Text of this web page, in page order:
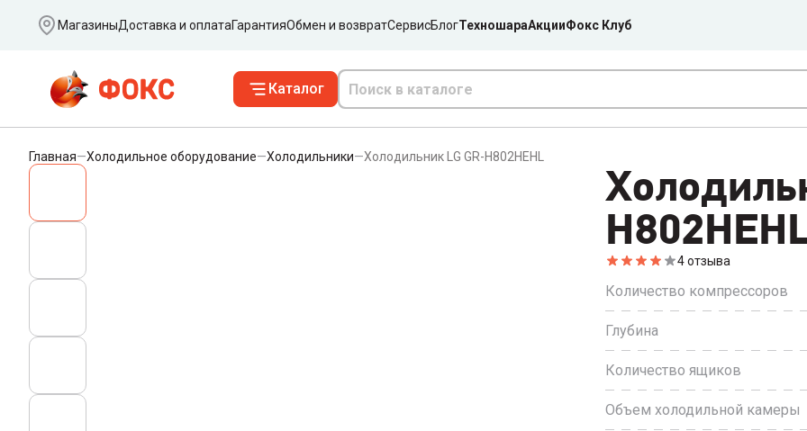
Ваш город
МагазиныДоставка и оплатаГарантияОбмен и возвратСервисБлогТехношараАкцииФокс Клуб
Каталог
Главная—Холодильное оборудование—Холодильники—Холодильник LG GR-H802HEHL
4отзыва
Количество компрессоров
Глубина
Количество ящиков
Объем холодильной камеры